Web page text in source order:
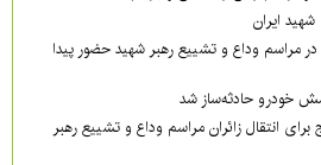
شهید ایران
مراسم وداع و تشییع رهبر شهید حضور پیدا
خودرو حادثه‌ساز شد
انتقال زائران مراسم وداع و تشییع رهبر